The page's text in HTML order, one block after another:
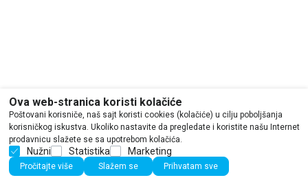
Ova web-stranica koristi kolačiće
Poštovani korisniče, naš sajt koristi cookies (kolačiće) u cilju poboljšanja
korisničkog iskustva. Ukoliko nastavite da pregledate i koristite našu Internet
prodavnicu slažete se sa upotrebom kolačića.
Nužni Statistika Marketing
Pročitajte više Slažem se Prihvatam sve